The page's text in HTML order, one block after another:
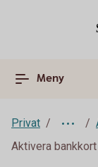
Meny
Privat
Aktivera